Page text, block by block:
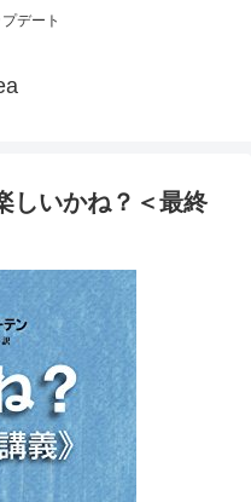
デート
しいかね？＜最終